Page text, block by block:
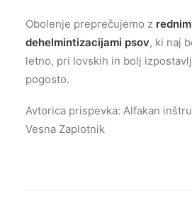
Obolenje preprečujemo z
dehelmintizacijami psov, ki naj
letno, pri lovskih in bolj
pogosto.
Avtorica prispevka: Alfakan
Vesna Zaplotnik